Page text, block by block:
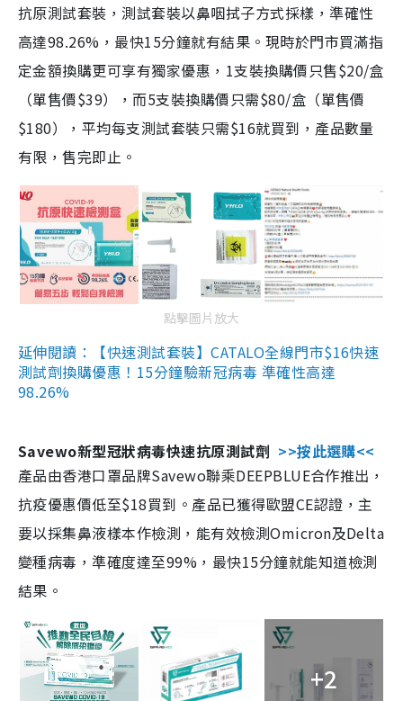
抗原測試套裝，測試套裝以鼻咽拭子方式採樣，準確性
高達98.26%，最快15分鐘就有結果。現時於門市買滿指
定金額換購更可享有獨家優惠，1支裝換購價只售$20/盒
（單售價$39），而5支裝換購價只需$80/盒（單售價
$180），平均每支測試套裝只需$16就買到，產品數量
有限，售完即止。
點擊圖片放大
延伸閱讀：【快速測試套裝】CATALO全線門市$16快速
測試劑換購優惠！15分鐘驗新冠病毒 準確性高達
98.26%
Savewo新型冠狀病毒快速抗原測試劑 >>按此選購<<
產品由香港口罩品牌Savewo聯乘DEEPBLUE合作推出，
抗疫優惠價低至$18買到。產品已獲得歐盟CE認證，主
要以採集鼻液樣本作檢測，能有效檢測Omicron及Delta
變種病毒，準確度達至99%，最快15分鐘就能知道檢測
結果。
+2